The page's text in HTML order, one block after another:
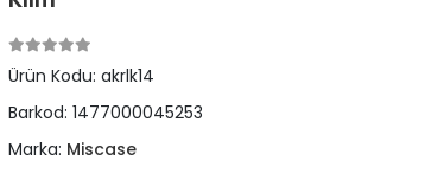
Ürün Kodu: akrlk14
Barkod: 1477000045253
Marka: Miscase